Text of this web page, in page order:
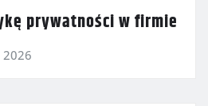
prywatności w firmie
2026